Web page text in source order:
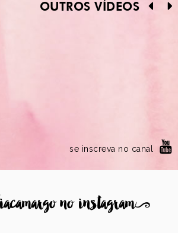
OUTROS VÍDEOS
se inscreva no canal
no instagram9